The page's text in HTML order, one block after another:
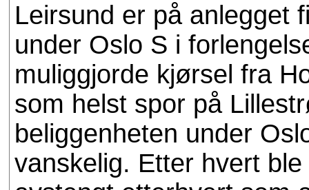
Leirsund er på anlegget
under Oslo S i
muliggjorde kjørsel fra
som helst spor på
beliggenheten under
vanskelig. Etter hvert